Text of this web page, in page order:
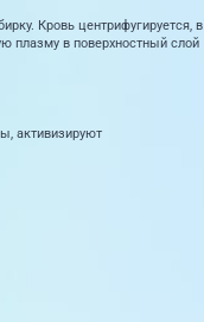
Кровь центрифугируется, в
плазму в поверхностный слой
активизируют